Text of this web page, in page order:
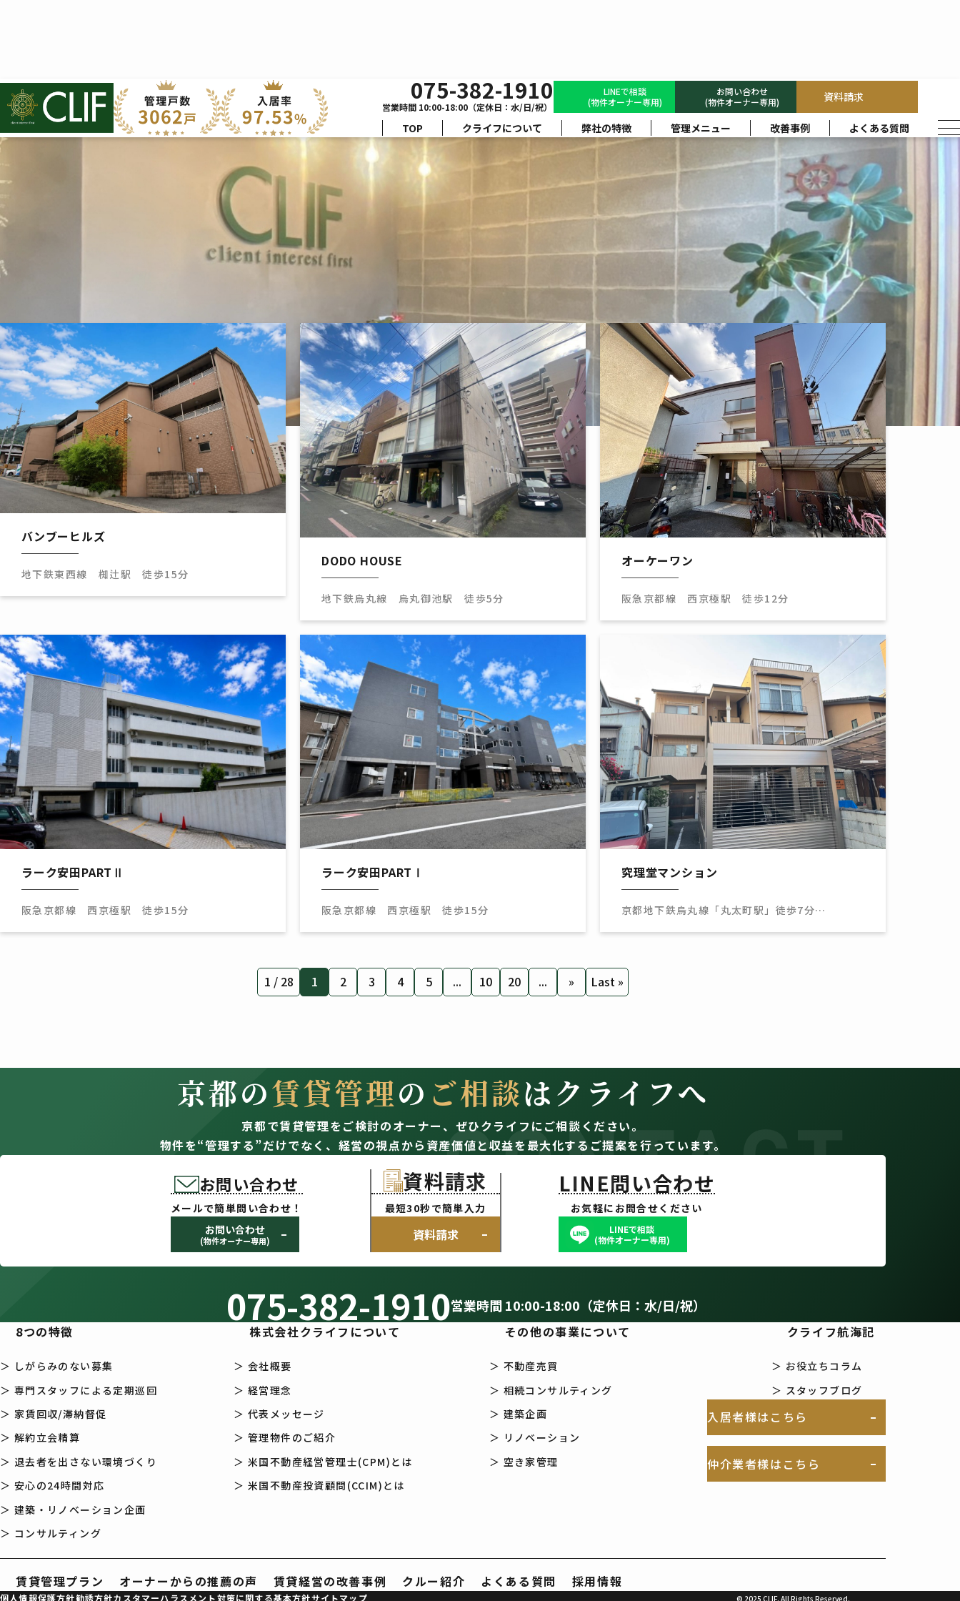
075-382-1910
営業時間 10:00-18:00（定休日：水/日/祝）
LINEで相談
(物件オーナー専用)
お問い合わせ
(物件オーナー専用)
資料請求
TOP クライフについて 弊社の特徴 管理メニュー 改善事例 よくある質問
管理物件の紹介
株式会社クライフ
中京区 向日市
大山崎町
大津市
山科区
バンブーヒルズ
地下鉄東西線 椥辻駅 徒歩15分
DODO HOUSE
地下鉄烏丸線 烏丸御池駅 徒歩5分
オーケーワン
阪急京都線 西京極駅 徒歩12分
ラーク安田PARTⅡ
阪急京都線 西京極駅 徒歩15分
ラーク安田PARTⅠ
阪急京都線 西京極駅 徒歩15分
究理堂マンション
京都地下鉄烏丸線「丸太町駅」徒歩7分
1 / 28 1 2 3 4 5 ... 10 20 ... » Last »
CONTACT
京都の賃貸管理の ご相談はクライフへ
京都で賃貸管理をご検討のオーナー、 ぜひクライフにご相談ください。
物件を“管理する”だけでなく、経営の視点から資産価値と収益を最大化するご提案を行っています。
お問い合わせ
メールで簡単問い合わせ！
お問い合わせ
(物件オーナー専用)
資料請求
最短30秒で簡単入力
資料請求
LINE問い合わせ
お気軽にお問合せください
LINEで相談
(物件オーナー専用)
075-382-1910営業時間 10:00-18:00（定休日：水/日/祝）
8つの特徴
＞ しがらみのない募集
＞ 専門スタッフによる定期巡回
＞ 家賃回収/滞納督促
＞ 解約立会精算
＞ 退去者を出さない環境づくり
＞ 安心の24時間対応
＞ 建築・リノベーション企画
＞ コンサルティング
株式会社クライフについて
＞ 会社概要
＞ 経営理念
＞ 代表メッセージ
＞ 管理物件のご紹介
＞ 米国不動産経営管理士(CPM)とは
＞ 米国不動産投資顧問(CCIM)とは
その他の事業について
＞ 不動産売買
＞ 相続コンサルティング
＞ 建築企画
＞ リノベーション
＞ 空き家管理
クライフ航海記
＞ お役立ちコラム
＞ スタッフブログ
入居者様はこちら
仲介業者様はこちら
賃貸管理プラン オーナーからの推薦の声 賃貸経営の改善事例 クルー紹介 よくある質問 採用情報
個人情報保護方針勧誘方針カスタマーハラスメント対策に関する基本方針サイトマップ © 2025 CLIF. All Rights Reserved.